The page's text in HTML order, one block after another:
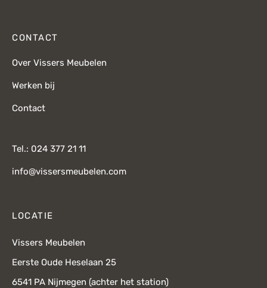
CONTACT
Over Vissers Meubelen
Werken bij
Contact
Tel.: 024 377 21 11
info@vissersmeubelen.com
LOCATIE
Vissers Meubelen
Eerste Oude Heselaan 25
6541 PA Nijmegen (achter het station)